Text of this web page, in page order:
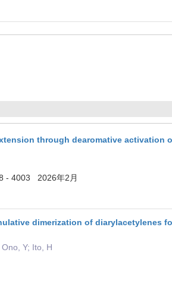
through dearomative activation
- 4003 2026年2月
dimerization of diarylacetylenes
Y; Ito, H